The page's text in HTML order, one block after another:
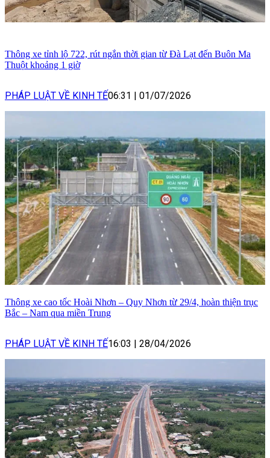
Thông xe tỉnh lộ 722, rút ngắn thời gian từ Đà Lạt đến Buôn Ma
Thuột khoảng 1 giờ
PHÁP LUẬT VỀ KINH TẾ06:31 | 01/07/2026
Thông xe cao tốc Hoài Nhơn – Quy Nhơn từ 29/4, hoàn thiện trục
Bắc – Nam qua miền Trung
PHÁP LUẬT VỀ KINH TẾ16:03 | 28/04/2026